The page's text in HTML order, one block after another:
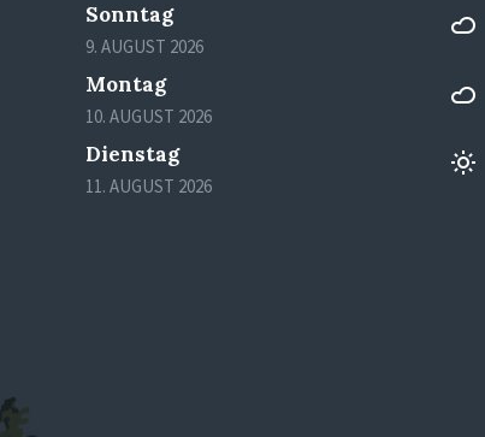
Sonntag
9. AUGUST 2026
Montag
10. AUGUST 2026
Dienstag
11. AUGUST 2026